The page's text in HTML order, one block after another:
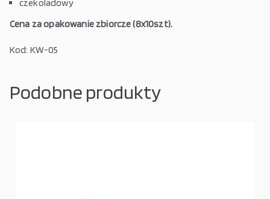
czekoladowy
Cena za opakowanie zbiorcze (8x10szt).
Kod: KW-05
Podobne produkty